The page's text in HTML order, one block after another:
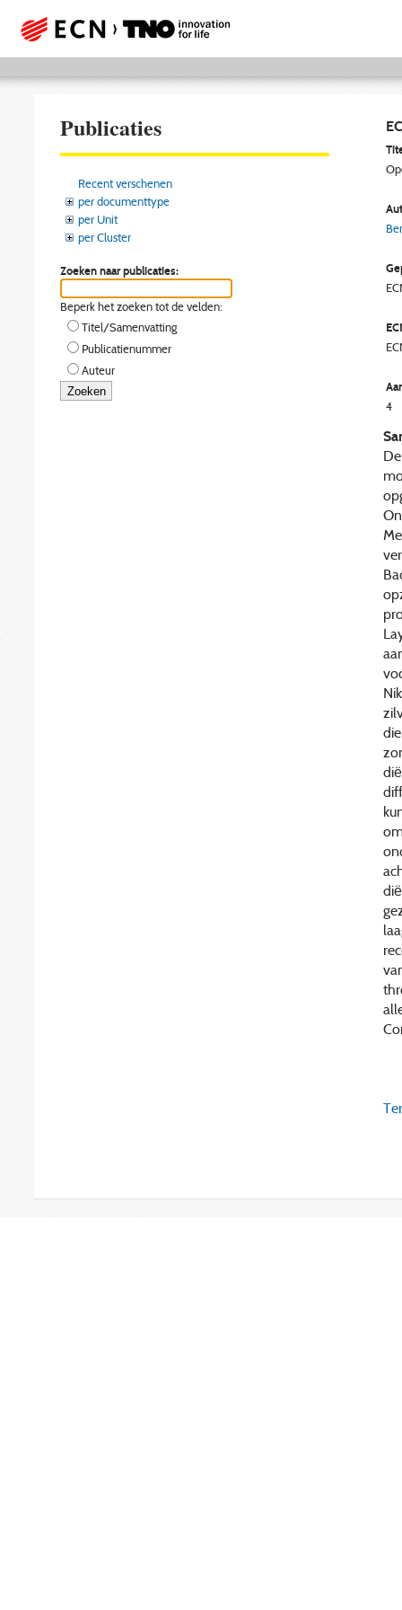
Publicaties
Recent verschenen
per documenttype
per Unit
per Cluster
Zoeken naar publicaties:
Beperk het zoeken tot de velden:
Titel/Samenvatting
Publicatienummer
Auteur
4